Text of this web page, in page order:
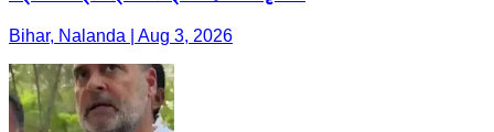
Bihar, Nalanda | Aug 3, 2026